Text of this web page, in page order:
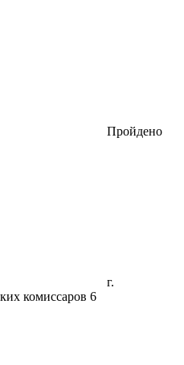
Пройдено
г.
комиссаров 6